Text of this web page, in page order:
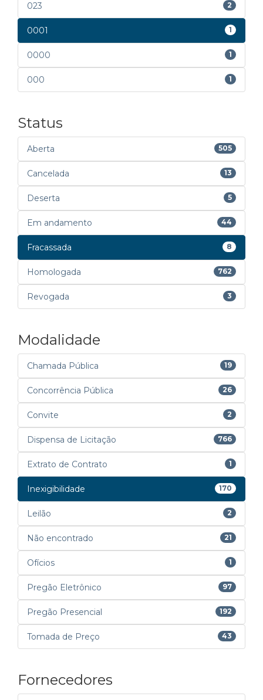
023 2
0001 1
0000 1
000 1
Status
Aberta 505
Cancelada 13
Deserta 5
Em andamento 44
Fracassada 8
Homologada 762
Revogada 3
Modalidade
Chamada Pública 19
Concorrência Pública 26
Convite 2
Dispensa de Licitação 766
Extrato de Contrato 1
Inexigibilidade 170
Leilão 2
Não encontrado 21
Ofícios 1
Pregão Eletrônico 97
Pregão Presencial 192
Tomada de Preço 43
Fornecedores